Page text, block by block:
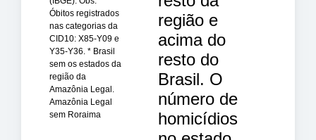
Óbitos registrados
nas categorias da
CID10: X85-Y09 e
Y35-Y36. * Brasil
sem os estados da
região da
Amazônia Legal.
Amazônia Legal
sem Roraima
região e
acima do
resto do
Brasil. O
número de
homicídios